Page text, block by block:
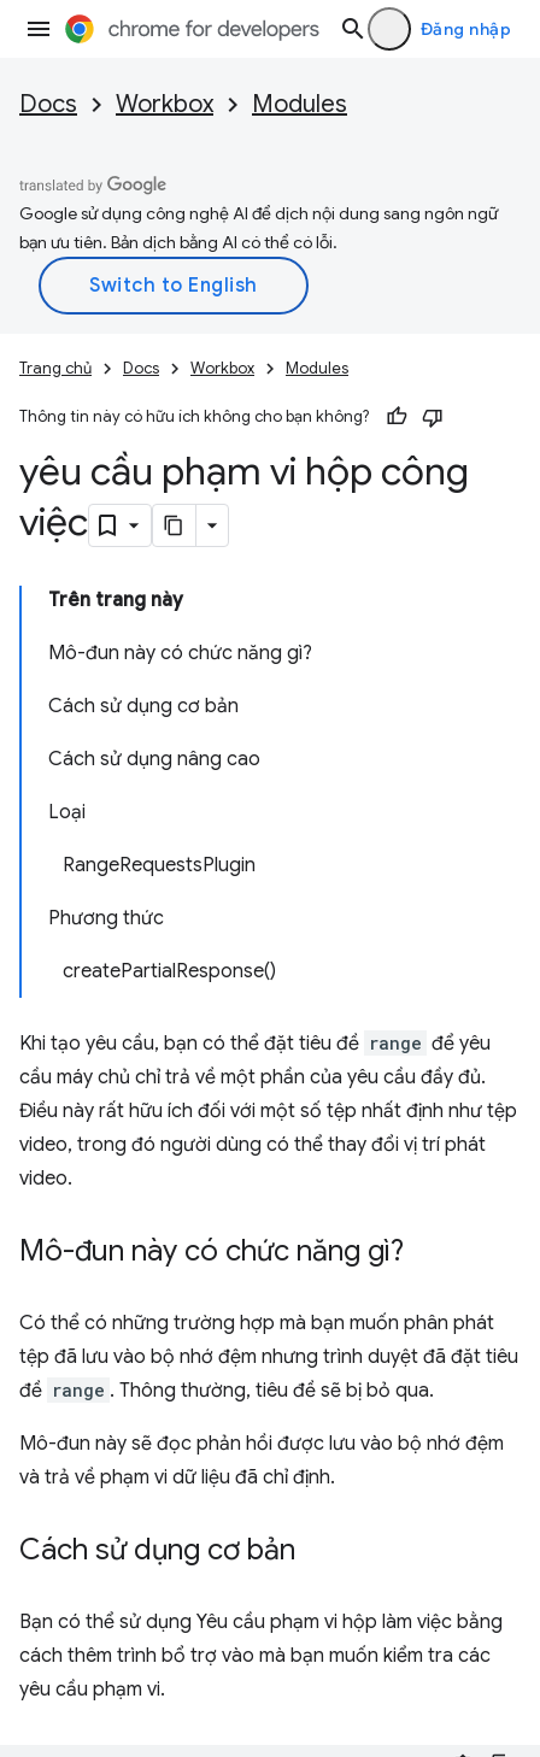
Đăng nhập
Docs Workbox Modules
Google sử dụng công nghệ AI để dịch nội dung sang ngôn ngữ
bạn ưu tiên. Bản dịch bằng AI có thể có lỗi.
Trang chủ Docs Workbox Modules
Thông tin này có hữu ích không cho bạn không?
yêu cầu phạm vi hộp công
việc
Trên trang này
Mô-đun này có chức năng gì?
Cách sử dụng cơ bản
Cách sử dụng nâng cao
Loại
RangeRequestsPlugin
Phương thức
createPartialResponse()
Khi tạo yêu cầu, bạn có thể đặt tiêu đề range để yêu
cầu máy chủ chỉ trả về một phần của yêu cầu đầy đủ.
Điều này rất hữu ích đối với một số tệp nhất định như tệp
video, trong đó người dùng có thể thay đổi vị trí phát
video.
Mô-đun này có chức năng gì?
Có thể có những trường hợp mà bạn muốn phân phát
tệp đã lưu vào bộ nhớ đệm nhưng trình duyệt đã đặt tiêu
đề range . Thông thường, tiêu đề sẽ bị bỏ qua.
Mô-đun này sẽ đọc phản hồi được lưu vào bộ nhớ đệm
và trả về phạm vi dữ liệu đã chỉ định.
Cách sử dụng cơ bản
Bạn có thể sử dụng Yêu cầu phạm vi hộp làm việc bằng
cách thêm trình bổ trợ vào mà bạn muốn kiểm tra các
yêu cầu phạm vi.